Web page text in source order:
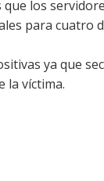
los
para cuatro
ya que
la víctima.